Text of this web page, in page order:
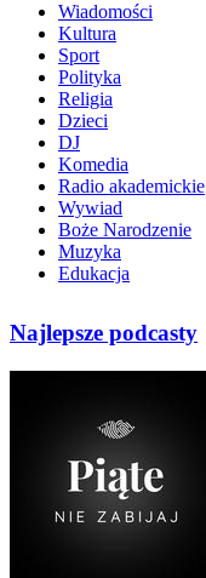
Wiadomości
Kultura
Sport
Polityka
Religia
Dzieci
DJ
Komedia
Radio akademickie
Wywiad
Boże Narodzenie
Muzyka
Edukacja
Najlepsze podcasty